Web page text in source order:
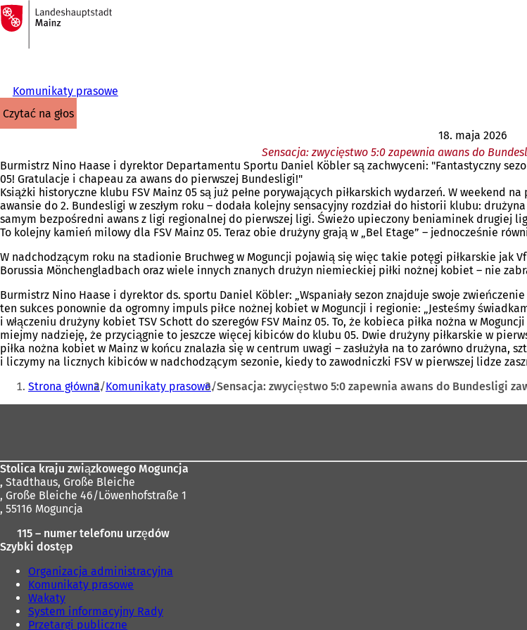
Przejdź do treści
Do
strony
głównej
Komunikaty prasowe
czytać na głos
18. maja 2026
Sensacja: zwycięstwo 5:0 zapewnia awans do
Burmistrz Nino Haase i dyrektor Departamentu Sportu Daniel Köbler są zachwyceni: "Fantastyczny
05! Gratulacje i chapeau za awans do pierwszej Bundesligi!"
Książki historyczne klubu FSV Mainz 05 są już pełne porywających piłkarskich wydarzeń. W weekend
awansie do 2. Bundesligi w zeszłym roku – dodała kolejny sensacyjny rozdział do historii klubu:
samym bezpośredni awans z ligi regionalnej do pierwszej ligi. Świeżo upieczony beniaminek drugiej
To kolejny kamień milowy dla FSV Mainz 05. Teraz obie drużyny grają w „Bel Etage” – jednocześnie
W nadchodzącym roku na stadionie Bruchweg w Moguncji pojawią się więc takie potęgi piłkarskie jak
Borussia Mönchengladbach oraz wiele innych znanych drużyn niemieckiej piłki nożnej kobiet – nie
Burmistrz Nino Haase i dyrektor ds. sportu Daniel Köbler: „Wspaniały sezon znajduje swoje
ten sukces ponownie da ogromny impuls piłce nożnej kobiet w Moguncji i regionie: „Jesteśmy
i włączeniu drużyny kobiet TSV Schott do szeregów FSV Mainz 05. To, że kobieca piłka nożna w
miejmy nadzieję, że przyciągnie to jeszcze więcej kibiców do klubu 05. Dwie drużyny piłkarskie w
piłka nożna kobiet w Mainz w końcu znalazła się w centrum uwagi – zasłużyła na to zarówno
i liczymy na licznych kibiców w nadchodzącym sezonie, kiedy to zawodniczki FSV w pierwszej lidze
Jesteś
tutaj:
Strona główna Komunikaty prasowe Sensacja: zwycięstwo 5:0 zapewnia awans do Bundesligi
Stolica kraju związkowego Moguncja
, Stadthaus, Große Bleiche
, Große Bleiche 46/Löwenhofstraße 1
, 55116 Moguncja
115 – numer telefonu urzędów
Szybki dostęp
Organizacja administracyjna
Komunikaty prasowe
Wakaty
System informacyjny Rady
Przetargi publiczne